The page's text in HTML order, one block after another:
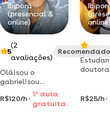
Ibiporã
(presencial &
online)
5
(2
avaliações)
Recomendado
Olá!sou o
gabriel!sou
universitário e
apaixonado por
inglês desde
R$120/h
1 aaula
gratuita
R$25/h